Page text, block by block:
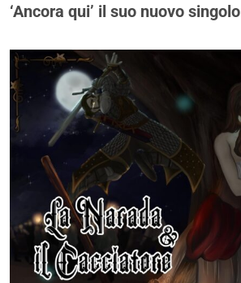
‘Ancora qui’ il suo nuovo singolo